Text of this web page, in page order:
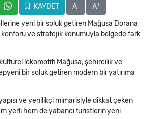
KAYDET A- A+
yeni bir soluk getiren Mağusa Dorana
konforu ve stratejik konumuyla bölgede fark
kültürel lokomotifi Mağusa, şehircilik ve
bir soluk getiren modern bir yatırıma
ve yenilikçi mimarisiyle dikkat çeken
yerli hem de yabancı turistlerin yeni